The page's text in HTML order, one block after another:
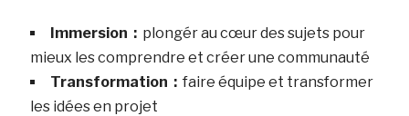
Immersion : plongér au cœur des sujets pour
mieux les comprendre et créer une communauté
Transformation :faire équipe et transformer
les idées en projet